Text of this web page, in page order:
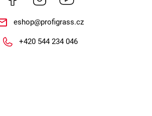
eshop@profigrass.cz
+420 544 234 046